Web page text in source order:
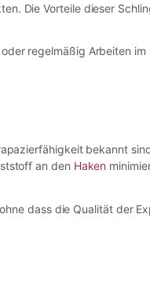
Die Vorteile dieser
regelmäßig Arbeiten
bekannt
an den Haken
dass die Qualität der